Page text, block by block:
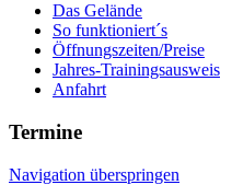
Das Gelände
So funktioniert´s
Öffnungszeiten/Preise
Jahres-Trainingsausweis
Anfahrt
Termine
Navigation überspringen